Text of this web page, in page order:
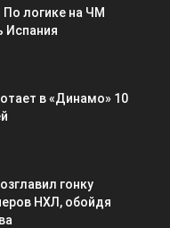
логике на ЧМ
Испания
в «Динамо» 10
гонку
НХЛ, обойдя